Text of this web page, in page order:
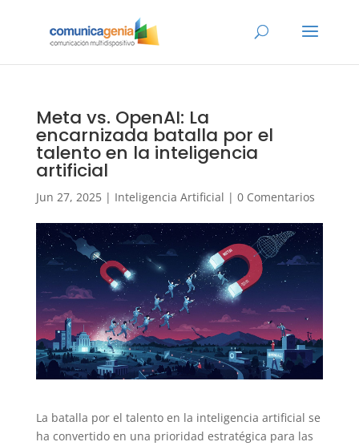
Meta vs. OpenAI: La
encarnizada batalla por el
talento en la inteligencia
artificial
Jun 27, 2025| Inteligencia Artificial | 0 Comentarios
La batalla por el talento en la inteligencia artificial se
ha convertido en una prioridad estratégica para las